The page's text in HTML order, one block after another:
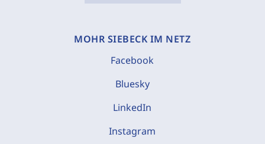
MOHR SIEBECK IM NETZ
Facebook
Bluesky
LinkedIn
Instagram